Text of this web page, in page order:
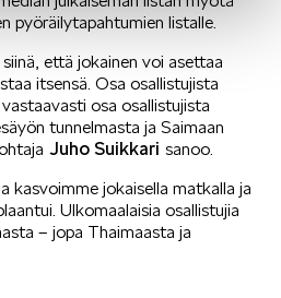
pyöräilytapahtumien listalle.
että jokainen voi asettaa
itsensä. Osa osallistujista
osa osallistujista
tunnelmasta ja Saimaan
Juho Suikkari sanoo.
kasvoimme jokaisella matkalla ja
Ulkomaalaisia osallistujia
– jopa Thaimaasta ja